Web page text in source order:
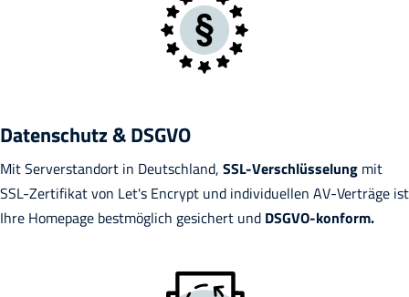
Datenschutz & DSGVO
Mit Serverstandort in Deutschland, SSL-Verschlüsselung mit
SSL-Zertifikat von Let's Encrypt und individuellen AV-Verträge ist
Ihre Homepage bestmöglich gesichert und DSGVO-konform.